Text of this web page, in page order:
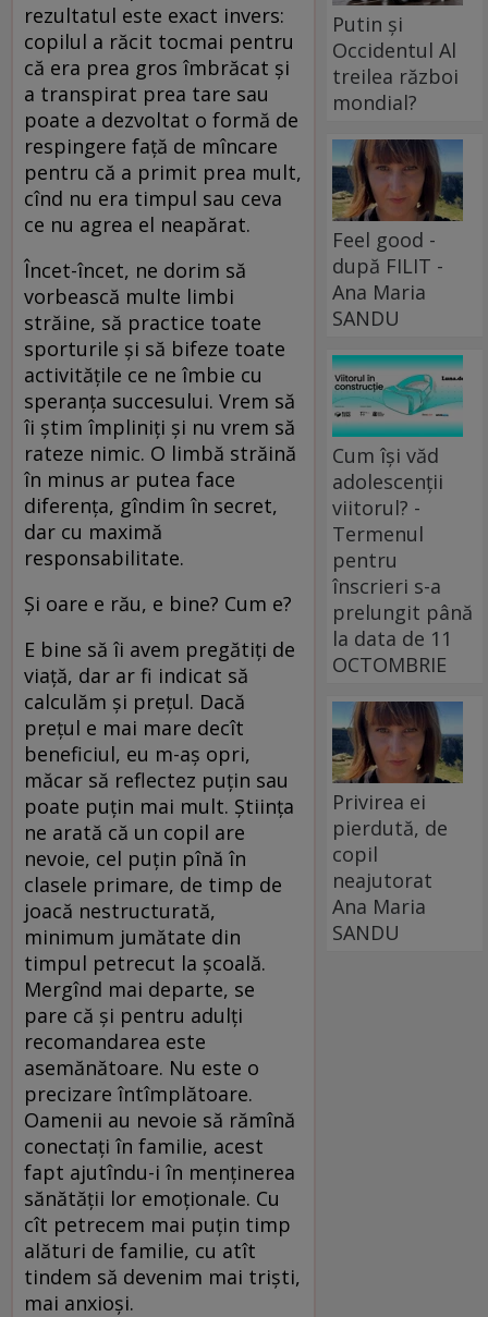
rezultatul este exact invers:
copilul a răcit tocmai pentru
că era prea gros îmbrăcat și
a transpirat prea tare sau
poate a dezvoltat o formă de
respingere față de mîncare
pentru că a primit prea mult,
cînd nu era timpul sau ceva
ce nu agrea el neapărat.
Încet-încet, ne dorim să
vorbească multe limbi
străine, să practice toate
sporturile și să bifeze toate
activitățile ce ne îmbie cu
speranța succesului. Vrem să
îi știm împliniți și nu vrem să
rateze nimic. O limbă străină
în minus ar putea face
diferența, gîndim în secret,
dar cu maximă
responsabilitate.
Și oare e rău, e bine? Cum e?
E bine să îi avem pregătiți de
viață, dar ar fi indicat să
calculăm și prețul. Dacă
prețul e mai mare decît
beneficiul, eu m-aș opri,
măcar să reflectez puțin sau
poate puțin mai mult. Știința
ne arată că un copil are
nevoie, cel puțin pînă în
clasele primare, de timp de
joacă nestructurată,
minimum jumătate din
timpul petrecut la școală.
Mergînd mai departe, se
pare că și pentru adulți
recomandarea este
asemănătoare. Nu este o
precizare întîmplătoare.
Oamenii au nevoie să rămînă
conectați în familie, acest
fapt ajutîndu-i în menținerea
sănătății lor emoționale. Cu
cît petrecem mai puțin timp
alături de familie, cu atît
tindem să devenim mai triști,
mai anxioși.
Putin și
Occidentul Al
treilea război
mondial?
Feel good -
după FILIT -
Ana Maria
SANDU
Cum își văd
adolescenții
viitorul? -
Termenul
pentru
înscrieri s-a
prelungit până
la data de 11
OCTOMBRIE
Privirea ei
pierdută, de
copil
neajutorat
Ana Maria
SANDU